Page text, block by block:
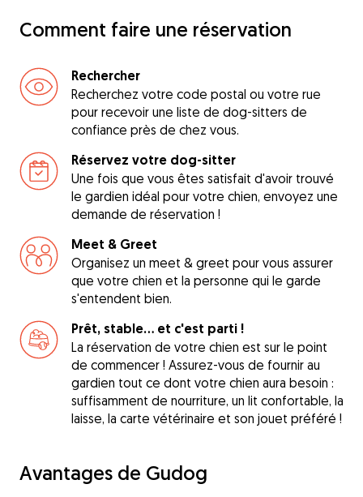
Comment faire une réservation
Rechercher
Recherchez votre code postal ou votre rue
pour recevoir une liste de dog-sitters de
confiance près de chez vous.
Réservez votre dog-sitter
Une fois que vous êtes satisfait d'avoir trouvé
le gardien idéal pour votre chien, envoyez une
demande de réservation !
Meet & Greet
Organisez un meet & greet pour vous assurer
que votre chien et la personne qui le garde
s'entendent bien.
Prêt, stable... et c'est parti !
La réservation de votre chien est sur le point
de commencer ! Assurez-vous de fournir au
gardien tout ce dont votre chien aura besoin :
suffisamment de nourriture, un lit confortable, la
laisse, la carte vétérinaire et son jouet préféré !
Avantages de Gudog